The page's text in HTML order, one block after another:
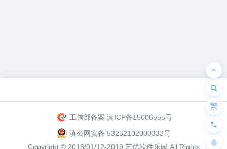
工信部备案 滇ICP备15006555号
滇公网安备 53262102000333号
Copyright © 2018/01/12-2019 艺优软件乐园 All Rights
繁